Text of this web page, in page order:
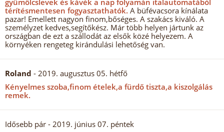
gyümölcslevek és kávék a nap folyamán italautomatából
térítésmentesen fogyasztathatók. A büfévacsora kínálata
pazar! Emellett nagyon finom,bőséges. A szakács kiváló. A
személyzet kedves,segítőkész. Már több helyen jártunk az
országban de ezt a szállodát az elsők közé helyezem. A
környéken rengeteg kirándulási lehetőség van.
Roland - 2019. augusztus 05. hétfő
Kényelmes szoba,finom ételek,a fürdő tiszta,a kiszolgálás
remek.
Idősebb pár - 2019. június 07. péntek